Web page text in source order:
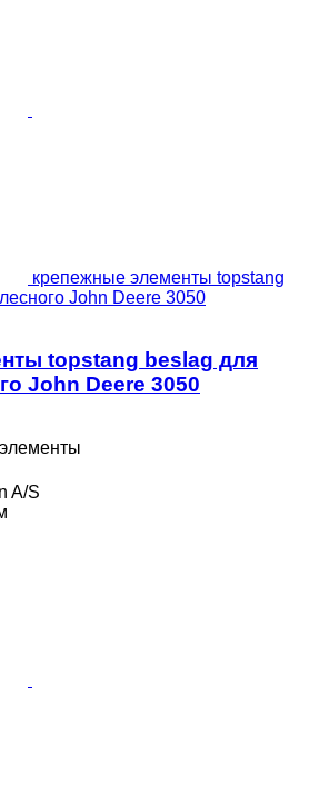
крепежные элементы topstang
John Deere 3050
topstang beslag для
John Deere 3050
A/S